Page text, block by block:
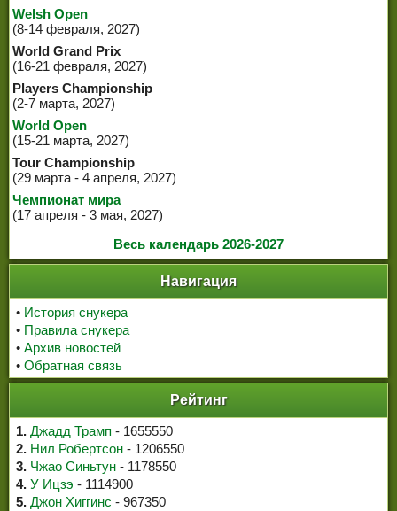
Welsh Open
(8-14 февраля, 2027)
World Grand Prix
(16-21 февраля, 2027)
Players Championship
(2-7 марта, 2027)
World Open
(15-21 марта, 2027)
Tour Championship
(29 марта - 4 апреля, 2027)
Чемпионат мира
(17 апреля - 3 мая, 2027)
Весь календарь 2026-2027
Навигация
• История снукера
• Правила снукера
• Архив новостей
• Обратная связь
Рейтинг
1. Джадд Трамп - 1655550
2. Нил Робертсон - 1206550
3. Чжао Синьтун - 1178550
4. У Ицзэ - 1114900
5. Джон Хиггинс - 967350